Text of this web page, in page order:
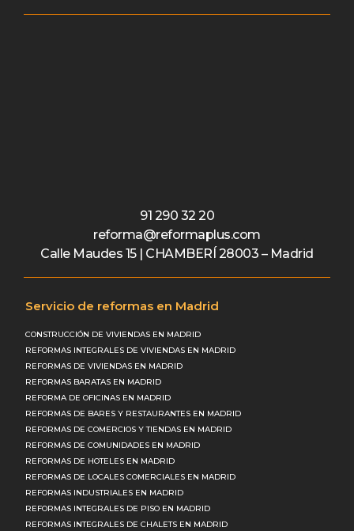
91 290 32 20
reforma@reformaplus.com
Calle Maudes 15 | CHAMBERÍ 28003 – Madrid
Servicio de reformas en Madrid
CONSTRUCCIÓN DE VIVIENDAS EN MADRID
REFORMAS INTEGRALES DE VIVIENDAS EN MADRID
REFORMAS DE VIVIENDAS EN MADRID
REFORMAS BARATAS EN MADRID
REFORMA DE OFICINAS EN MADRID
REFORMAS DE BARES Y RESTAURANTES EN MADRID
REFORMAS DE COMERCIOS Y TIENDAS EN MADRID
REFORMAS DE COMUNIDADES EN MADRID
REFORMAS DE HOTELES EN MADRID
REFORMAS DE LOCALES COMERCIALES EN MADRID
REFORMAS INDUSTRIALES EN MADRID
REFORMAS INTEGRALES DE PISO EN MADRID
REFORMAS INTEGRALES DE CHALETS EN MADRID